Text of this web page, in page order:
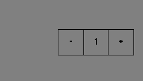
- +